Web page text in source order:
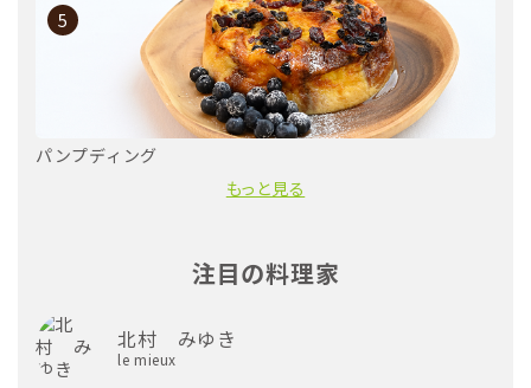
5
パンプディング
もっと見る
注目の料理家
北村 みゆき
le mieux